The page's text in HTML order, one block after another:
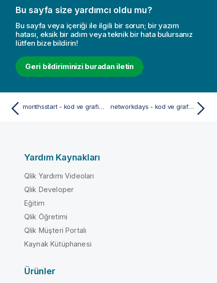
Bu sayfa size yardımcı oldu mu?
Bu sayfa veya içeriği ile ilgili bir sorun; bir yazım
hatası, eksik bir adım veya teknik bir hata bulursanız
lütfen bize bildirin!
Geri bildiriminizi buradan iletin
monthsstart - kod ve grafik fonksiyonu networkdays - kod ve grafik fonksiyonu
Yardım Kaynakları
Qlik Yardımı Videoları
Qlik Developer
Eğitim
Qlik Öğretimi
Qlik Müşteri Portalı
Kaynak Kütüphanesi
Ürünler